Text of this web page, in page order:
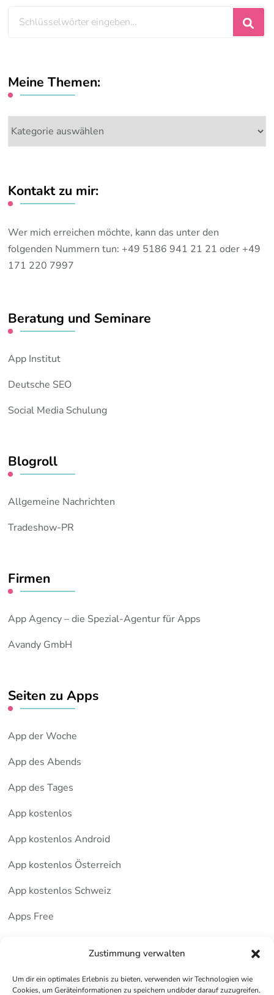
Zustimmung verwalten
Um dir ein optimales Erlebnis zu bieten, verwenden wir Technologien wie
Cookies, um Geräteinformationen zu speichern und/oder darauf zuzugreifen.
Suchst
Meine Themen:
Meine
Themen:
Kontakt zu mir:
Wer mich erreichen möchte, kann das unter den
folgenden Nummern tun: +49 5186 941 21 21 oder +49
171 220 7997
Beratung und Seminare
App Institut
Deutsche SEO
Social Media Schulung
Blogroll
Allgemeine Nachrichten
Tradeshow-PR
Firmen
App Agency – die Spezial-Agentur für Apps
Avandy GmbH
Seiten zu Apps
App der Woche
App des Abends
App des Tages
App kostenlos
App kostenlos Android
App kostenlos Österreich
App kostenlos Schweiz
Apps Free